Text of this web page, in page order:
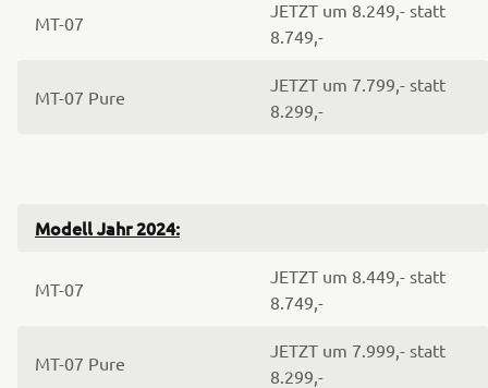
MT-07
JETZT um 8.249,- statt
8.749,-
MT-07 Pure
JETZT um 7.799,- statt
8.299,-
Modell Jahr 2024:
MT-07
JETZT um 8.449,- statt
8.749,-
MT-07 Pure
JETZT um 7.999,- statt
8.299,-